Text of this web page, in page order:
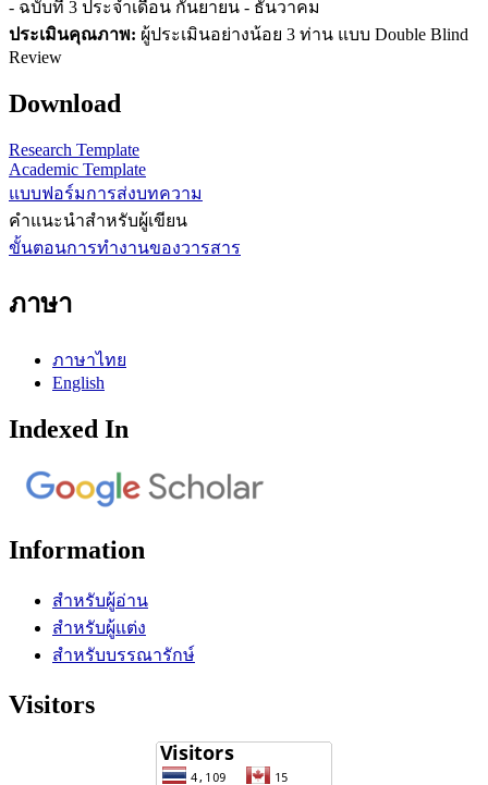
- ฉบับที่ 3 ประจำเดือน กันยายน - ธันวาคม
ประเมินคุณภาพ: ผู้ประเมินอย่างน้อย 3 ท่าน แบบ Double Blind
Review
Download
Research Template
Academic Template
แบบฟอร์มการส่งบทความ
คำแนะนำสำหรับผู้เขียน
ขั้นตอนการทำงานของวารสาร
ภาษา
ภาษาไทย
English
Indexed In
Information
สำหรับผู้อ่าน
สำหรับผู้แต่ง
สำหรับบรรณารักษ์
Visitors